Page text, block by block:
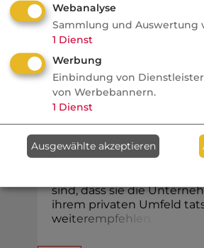
Tiere
VersicherungsJournal
Verbraucher
liebsten diese
Tierversicherer
Focus Money wollte auch
Jahr wieder wissen, mit
Anbietern Verbraucher so
sind, dass sie die
ihrem privaten Umfeld
weiterempfeh le
Webanalyse
Sammlung und Auswertung
1 Dienst
Werbung
Einbindung von
von Werbebannern.
1 Dienst
Ausgewählte akzeptieren